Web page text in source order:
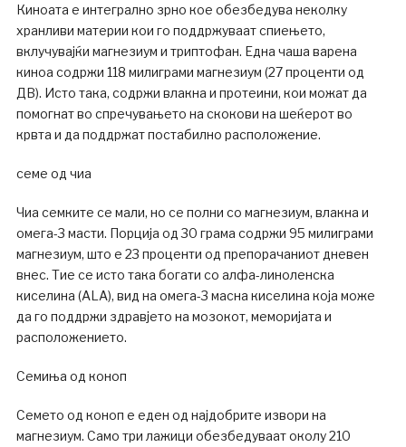
Киноата е интегрално зрно кое обезбедува неколку
хранливи материи кои го поддржуваат спиењето,
вклучувајќи магнезиум и триптофан. Една чаша варена
киноа содржи 118 милиграми магнезиум (27 проценти од
ДВ). Исто така, содржи влакна и протеини, кои можат да
помогнат во спречувањето на скокови на шеќерот во
крвта и да поддржат постабилно расположение.
семе од чиа
Чиа семките се мали, но се полни со магнезиум, влакна и
омега-3 масти. Порција од 30 грама содржи 95 милиграми
магнезиум, што е 23 проценти од препорачаниот дневен
внес. Тие се исто така богати со алфа-линоленска
киселина (ALA), вид на омега-3 масна киселина која може
да го поддржи здравјето на мозокот, меморијата и
расположението.
Семиња од коноп
Семето од коноп е еден од најдобрите извори на
магнезиум. Само три лажици обезбедуваат околу 210